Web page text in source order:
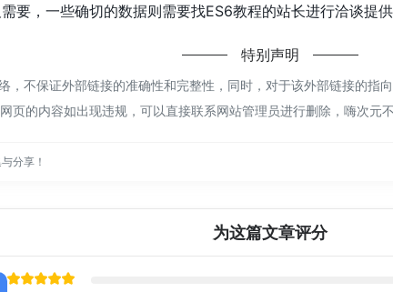
要，一些确切的数据则需要找ES6教程的站长进行洽谈提
特别声明
，不保证外部链接的准确性和完整性，同时，对于该外部链接的
页的内容如出现违规，可以直接联系网站管理员进行删除，嗨次元不
分享！
为这篇文章评分